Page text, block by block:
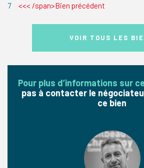
7 <<< /span>Bien précédent
VOIR TOUS LES
Pour plus d’informations sur
pas à contacter le
ce bien